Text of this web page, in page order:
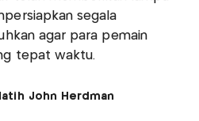
segala
agar para pemain
tepat waktu.
John Herdman